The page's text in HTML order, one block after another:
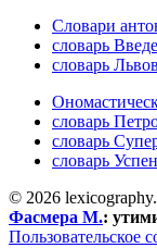
Словари
словарь
словарь
словарь
словарь
словарь
© 2026
Фасмера М.:
Пользовательское